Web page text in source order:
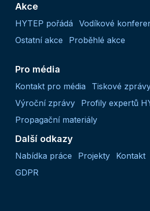
Akce
HYTEP pořádá
Vodíkové
Ostatní akce
Proběhlé akce
Pro média
Kontakt pro média
Tiskové
Výroční zprávy
Profily expertů
Propagační materiály
Další odkazy
Nabídka práce Projekty Kontakt
GDPR